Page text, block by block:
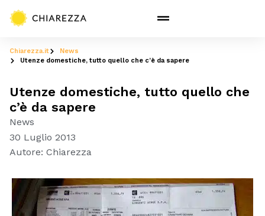
Chiarezza.it
News
Utenze domestiche, tutto quello che c’è da sapere
Utenze domestiche, tutto quello che
c’è da sapere
News
30 Luglio 2013
Autore: Chiarezza